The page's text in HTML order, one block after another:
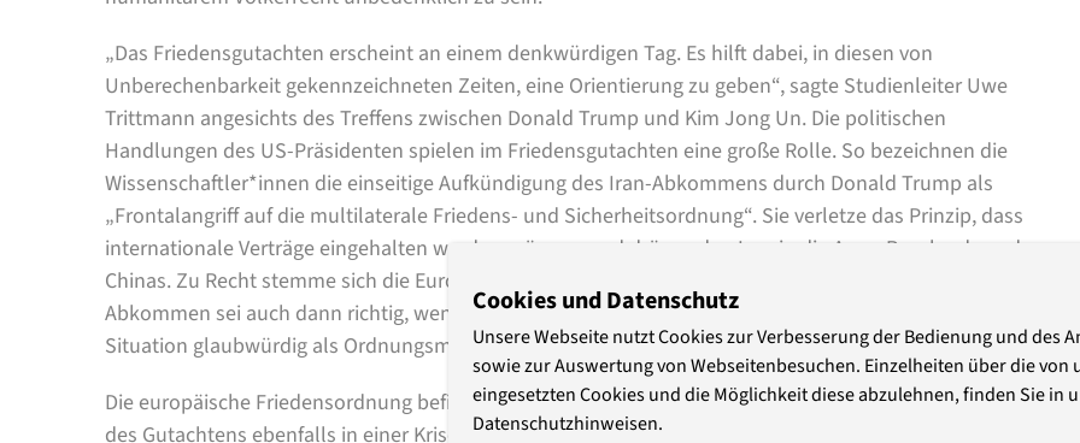
„Das Friedensgutachten erscheint an einem denkwürdigen Tag. Es hilft dabei, in diesen von
Unberechenbarkeit gekennzeichneten Zeiten, eine Orientierung zu geben“, sagte Studienleiter Uwe
Trittmann angesichts des Treffens zwischen Donald Trump und Kim Jong Un. Die politischen
Handlungen des US-Präsidenten spielen im Friedensgutachten eine große Rolle. So bezeichnen die
Wissenschaftler*innen die einseitige Aufkündigung des Iran-Abkommens durch Donald Trump als
„Frontalangriff auf die multilaterale Friedens- und Sicherheitsordnung“. Sie verletze das Prinzip, dass
internationale Verträge eingehalten werden müssen, und dränge den Iran in die Arme Russlands und
Chinas. Zu Recht stemme sich die Europäische Union gegen diese Entwicklung. Ihr Festhalten am
Abkommen sei auch dann richtig, wenn es mit hohen Kosten verbunden sei. „Europa muss in dieser
Situation glaubwürdig als Ordnungsmacht auftreten können“.
Die europäische Friedensordnung befindet sich nach Ansicht der Herausgeberinnen und Herausgeber
des Gutachtens ebenfalls in einer Krise. Beispiele sind die Annexion der Krim durch Russland, die
Cookies und Datenschutz
Unsere Webseite nutzt Cookies zur Verbesserung der Bedienung und des
sowie zur Auswertung von Webseitenbesuchen. Einzelheiten über die von
eingesetzten Cookies und die Möglichkeit diese abzulehnen, finden Sie in
Datenschutzhinweisen.